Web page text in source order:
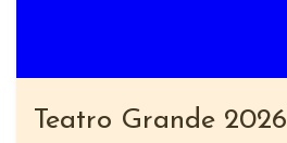
Teatro Grande 2026